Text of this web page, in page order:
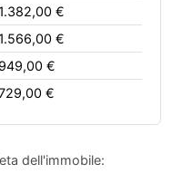
€
€
949,00 €
€
dell'immobile: